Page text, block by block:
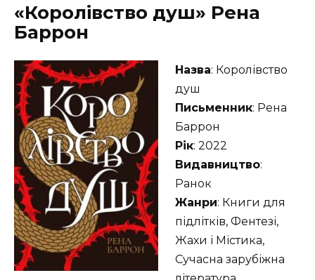
«Королівство душ» Рена
Баррон
Назва: Королівство
душ
Письменник: Рена
Баррон
Рік: 2022
Видавництво:
Ранок
Жанри: Книги для
підлітків, Фентезі,
Жахи і Містика,
Сучасна зарубіжна